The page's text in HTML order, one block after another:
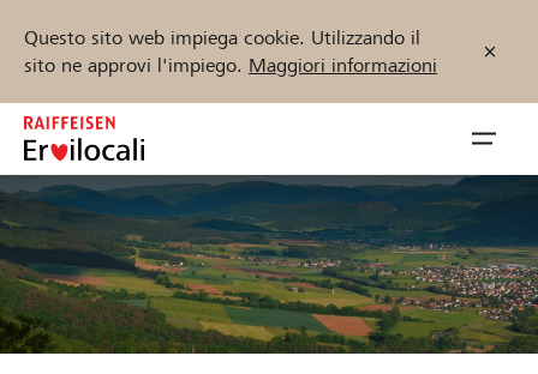
Questo sito web impiega cookie. Utilizzando il
sito ne approvi l'impiego. Maggiori informazioni
Zum
Inhalt
springen
öffnen
Trova progetti e organizzazioni
Inizia ora